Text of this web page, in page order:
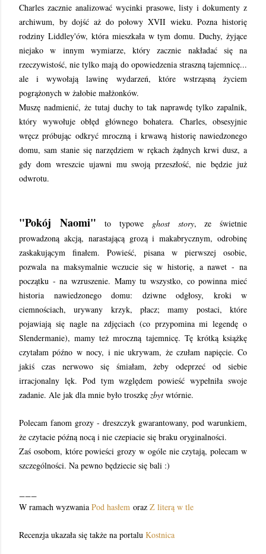
Charles zacznie analizować wycinki prasowe, listy i dokumenty z
archiwum, by dojść aż do połowy XVII wieku. Pozna historię
rodziny Liddley'ów, która mieszkała w tym domu. Duchy, żyjące
niejako w innym wymiarze, który zacznie nakładać się na
rzeczywistość, nie tylko mają do opowiedzenia straszną tajemnicę...
ale i wywołają lawinę wydarzeń, które wstrząsną życiem
pogrążonych w żałobie małżonków.
Muszę nadmienić, że tutaj duchy to tak naprawdę tylko zapalnik,
który wywołuje obłęd głównego bohatera. Charles, obsesyjnie
wręcz próbując odkryć mroczną i krwawą historię nawiedzonego
domu, sam stanie się narzędziem w rękach żądnych krwi dusz, a
gdy dom wreszcie ujawni mu swoją przeszłość, nie będzie już
odwrotu.
"Pokój Naomi"to typowe ghost story, ze świetnie
prowadzoną akcją, narastającą grozą i makabrycznym, odrobinę
zaskakującym finałem. Powieść, pisana w pierwszej osobie,
pozwala na maksymalnie wczucie się w historię, a nawet - na
początku - na wzruszenie. Mamy tu wszystko, co powinna mieć
historia nawiedzonego domu: dziwne odgłosy, kroki w
ciemnościach, urywany krzyk, płacz; mamy postaci, które
pojawiają się nagle na zdjęciach (co przypomina mi legendę o
Slendermanie), mamy też mroczną tajemnicę. Tę krótką książkę
czytałam późno w nocy, i nie ukrywam, że czułam napięcie. Co
jakiś czas nerwowo się śmiałam, żeby odeprzeć od siebie
irracjonalny lęk. Pod tym względem powieść wypełniła swoje
zadanie. Ale jak dla mnie było troszkę zbyt wtórnie.
Polecam fanom grozy - dreszczyk gwarantowany, pod warunkiem,
że czytacie późną nocą i nie czepiacie się braku oryginalności.
Zaś osobom, które powieści grozy w ogóle nie czytają, polecam w
szczególności. Na pewno będziecie się bali :)
W ramach wyzwania Pod hasłem oraz Z literą w tle
Recenzja ukazała się także na portalu Kostnica